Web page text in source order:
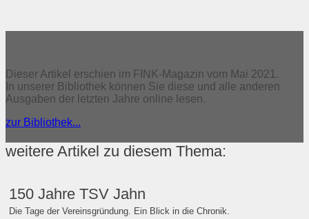
Dieser Artikel erschien im FINK-Magazin vom Mai 2021.
In unserer Bibliothek können Sie diese und alle anderen
Ausgaben der letzten Jahre online lesen.
zur Bibliothek...
weitere Artikel zu diesem Thema:
150 Jahre TSV Jahn
Die Tage der Vereinsgründung. Ein Blick in die Chronik.